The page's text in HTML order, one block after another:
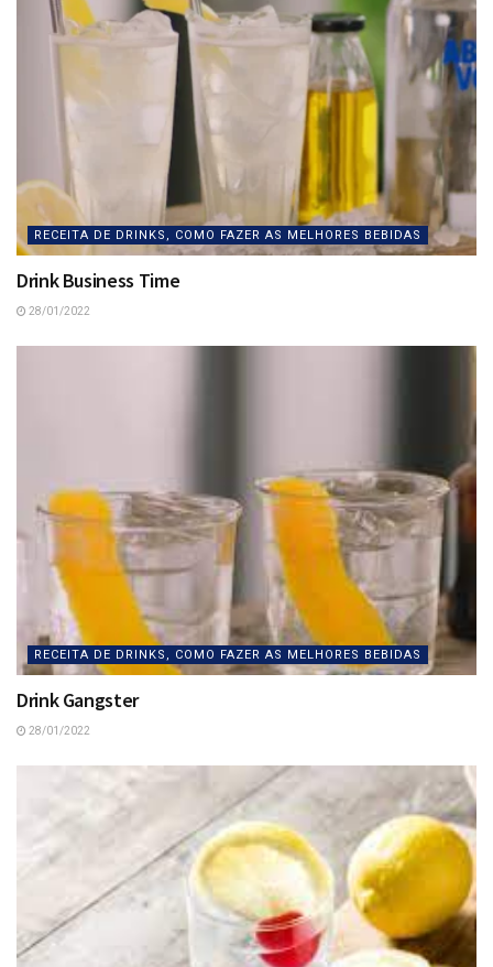
RECEITA DE DRINKS, COMO FAZER AS MELHORES BEBIDAS
Drink Business Time
28/01/2022
RECEITA DE DRINKS, COMO FAZER AS MELHORES BEBIDAS
Drink Gangster
28/01/2022